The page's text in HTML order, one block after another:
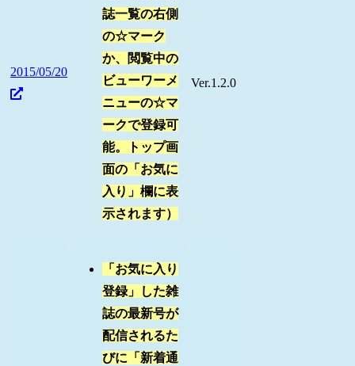
2015/05/20
誌一覧の右側
の☆マーク
か、閲覧中の
ビューワーメ
ニューの☆マ
ークで登録可
能。トップ画
面の「お気に
入り」欄に表
示されます）
Ver.1.2.0
「お気に入り
登録」した雑
誌の最新号が
配信されるた
びに「新着通